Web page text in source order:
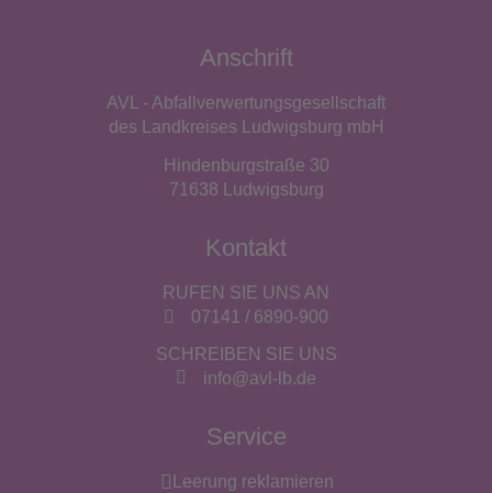
Anschrift
AVL - Abfallverwertungsgesellschaft
des Landkreises Ludwigsburg mbH
Hindenburgstraße 30
71638 Ludwigsburg
Kontakt
RUFEN SIE UNS AN
07141 / 6890-900
SCHREIBEN SIE UNS
info@avl-lb.de
Service
Leerung reklamieren